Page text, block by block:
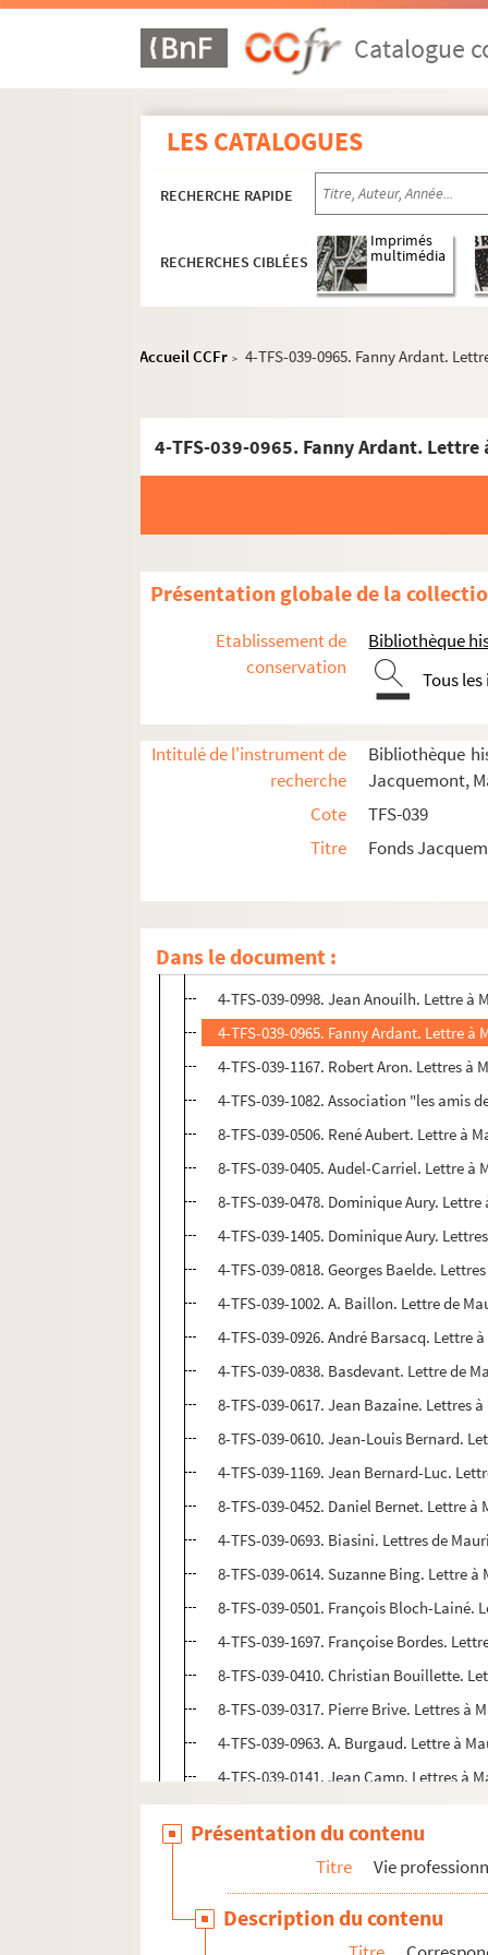
Catalogue
LES CATALOGUES
RECHERCHE RAPIDE
RECHERCHES CIBLÉES
Imprimés
multimédia
Accueil CCFr > 4-TFS-039-0965. Fanny Ardant.
4-TFS-039-0965. Fanny Ardant. Lettre
Présentation globale de la
Etablissement de
conservation
Bibliothèque
Tous
Intitulé de l'instrument de
recherche
Bibliothèque
Jacquemont,
Cote
TFS-039
Titre
Fonds
Dans le document :
Acteur
Metteur en scène
Ecrivain
Enseignement
Distinctions
Correspondance générale
4-TFS-039-0990. Robert Abirached.
4-TFS-039-0819. Ambassade de
4-TFS-039-1080. Amicale des
8-TFS-039-0284. Madame André.
8-TFS-039-0424. Anne Andreu. Lettre
4-TFS-039-0998. Jean Anouilh. Lettre à
4-TFS-039-0965. Fanny Ardant. Lettre
4-TFS-039-1167. Robert Aron. Lettres à
4-TFS-039-1082. Association "les amis
8-TFS-039-0506. René Aubert. Lettre à
8-TFS-039-0405. Audel-Carriel. Lettre à
8-TFS-039-0478. Dominique Aury.
4-TFS-039-1405. Dominique Aury.
4-TFS-039-0818. Georges Baelde.
4-TFS-039-1002. A. Baillon. Lettre de
4-TFS-039-0926. André Barsacq. Lettre
4-TFS-039-0838. Basdevant. Lettre de
8-TFS-039-0617. Jean Bazaine. Lettres
8-TFS-039-0610. Jean-Louis Bernard.
4-TFS-039-1169. Jean Bernard-Luc.
8-TFS-039-0452. Daniel Bernet. Lettre
4-TFS-039-0693. Biasini. Lettres de
8-TFS-039-0614. Suzanne Bing. Lettre
8-TFS-039-0501. François Bloch-Lainé.
4-TFS-039-1697. Françoise Bordes.
8-TFS-039-0410. Christian Bouillette.
8-TFS-039-0317. Pierre Brive. Lettres à
4-TFS-039-0963. A. Burgaud. Lettre à
4-TFS-039-0141. Jean Camp. Lettres à
8-TFS-039-0619. Pauline Campiche.
8-TFS-039-0609. Maria Casarès. Lettre
4-TFS-039-1700. Jacques Castilot.
4-TFS-039-1196. Jeanne Cerval. Lettre
4-TFS-039-1172. Herman Closson.
Présentation du contenu
Titre Vie
Description du contenu